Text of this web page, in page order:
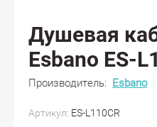
Душевая
Esbano ES-
Производитель: Esbano
Артикул: ES-L110CR